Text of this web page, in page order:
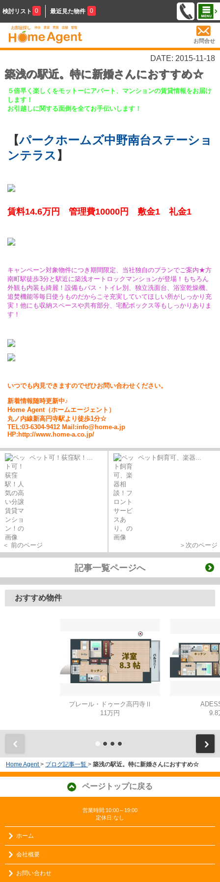
検討リスト 0 最近見た物件 0
お問合せ
DATE: 2015-11-18
築浅の駅近。特に新婚さんにおすすめ☆
５倍早く楽しくをモットーにアパート、マンションの賃貸情報をお届け
します！
お引越しに関する面倒を全てお手伝いします！
【パークホームズ中野南台ステーショ
ンテラス 】
賃料14.6万円 管理費10000円 敷金1 礼金1
キャンペーン対象物件につき期間限定、当社独自のプランでご案内★方
南町駅徒歩3分と駅近に築浅オートロックマンションが登場！もちろん
外観も内装も綺麗！設備もバス・トイレ別、独立洗面台、浴室乾燥機、
追焚機能等毎日使うものだからこそ充実していてほしい所がしっかり充
実！他にも収納スペースや共有部分、宅配ボックス等もしっかりありま
す！
いつでも内見できますのでぜひお問い合わせください。
新着情報随時更新中♪
Home Agent（ホームエージェント）
丸ノ内線新高円寺駅より徒歩1分☆
TEL:03-6304-9412 Mail:info@home-a.jp
HP:http://www.home-a.co.jp/
ペット可！荻窪駅！...
＜ 前のページ
ペット飼育可、楽器...
＞次のページ
記事一覧ページへ
おすすめ物件
プレール・ドゥーク高円寺Ⅱ
11万円
9.8
Home Agent > ブログ記事一覧 > 築浅の駅近。特に新婚さんにおすすめ☆
ページトップに戻る
営業時間:10:00～19:00
定休日:なし
ホーム
会社概要
お問い合わせ